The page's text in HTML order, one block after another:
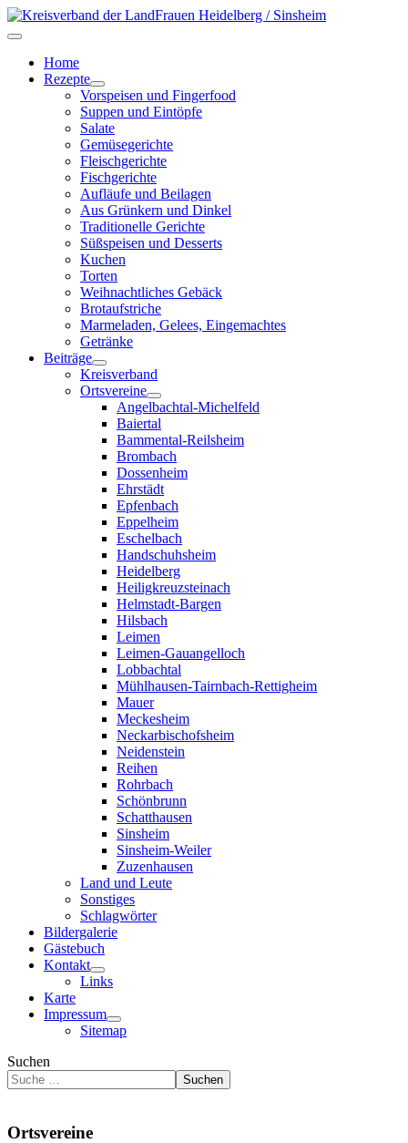
Home
Rezepte
Vorspeisen und Fingerfood
Suppen und Eintöpfe
Salate
Gemüsegerichte
Fleischgerichte
Fischgerichte
Aufläufe und Beilagen
Aus Grünkern und Dinkel
Traditionelle Gerichte
Süßspeisen und Desserts
Kuchen
Torten
Weihnachtliches Gebäck
Brotaufstriche
Marmeladen, Gelees, Eingemachtes
Getränke
Beiträge
Kreisverband
Ortsvereine
Angelbachtal-Michelfeld
Baiertal
Bammental-Reilsheim
Brombach
Dossenheim
Ehrstädt
Epfenbach
Eppelheim
Eschelbach
Handschuhsheim
Heidelberg
Heiligkreuzsteinach
Helmstadt-Bargen
Hilsbach
Leimen
Leimen-Gauangelloch
Lobbachtal
Mühlhausen-Tairnbach-Rettigheim
Mauer
Meckesheim
Neckarbischofsheim
Neidenstein
Reihen
Rohrbach
Schönbrunn
Schatthausen
Sinsheim
Sinsheim-Weiler
Zuzenhausen
Land und Leute
Sonstiges
Schlagwörter
Bildergalerie
Gästebuch
Kontakt
Links
Karte
Impressum
Sitemap
Suchen
Suchen
Ortsvereine